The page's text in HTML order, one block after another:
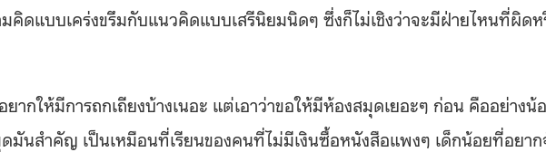
มคิดแบบเคร่งขรึมกับแนวคิดแบบเสรีนิยมนิดๆ ซึ่งก็ไม่เชิงว่าจะมีฝ่ายไหนที่ผิด
ยากให้มีการถกเถียงบ้างเนอะ แต่เอาว่าขอให้มีห้องสมุดเยอะๆ ก่อน คืออย่างน้
มันสำคัญ เป็นเหมือนที่เรียนของคนที่ไม่มีเงินซื้อหนังสือแพงๆ เด็กน้อยที่อยา